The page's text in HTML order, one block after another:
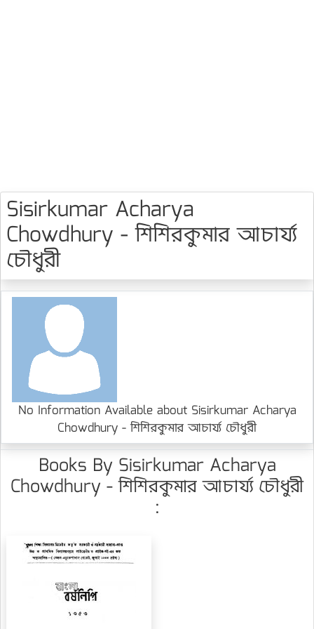
Sisirkumar Acharya
Chowdhury - শিশিরকুমার আচার্য্য
চৌধুরী
No Information Available about Sisirkumar Acharya
Chowdhury - শিশিরকুমার আচার্য্য চৌধুরী
Books By Sisirkumar Acharya
Chowdhury - শিশিরকুমার আচার্য্য চৌধুরী
: